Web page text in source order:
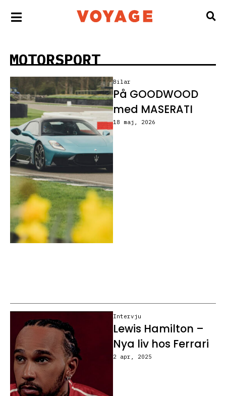
MOTORSPORT
Bilar
På GOODWOOD
med MASERATI
18 maj, 2026
Intervju
Lewis Hamilton –
Nya liv hos Ferrari
2 apr, 2025